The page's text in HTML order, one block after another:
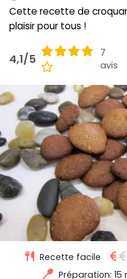
L'actu cuisine
Cette recette de
plaisir pour tous !
4,1/5
7
avis
Recette facile
Préparation: 15